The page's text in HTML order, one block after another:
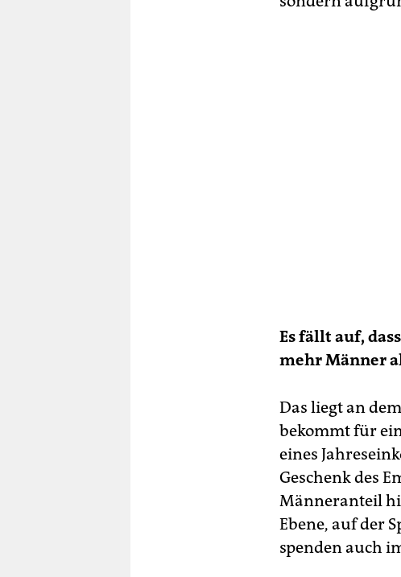
Es fällt auf,
mehr Männer
Das liegt an
bekommt für
eines
Geschenk des
Männeranteil
Ebene, auf der
spenden auch